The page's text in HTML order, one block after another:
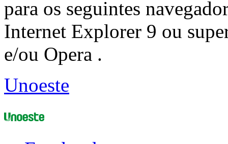
para os seguintes
Internet Explorer 9 ou
e/ou Opera .
Unoeste